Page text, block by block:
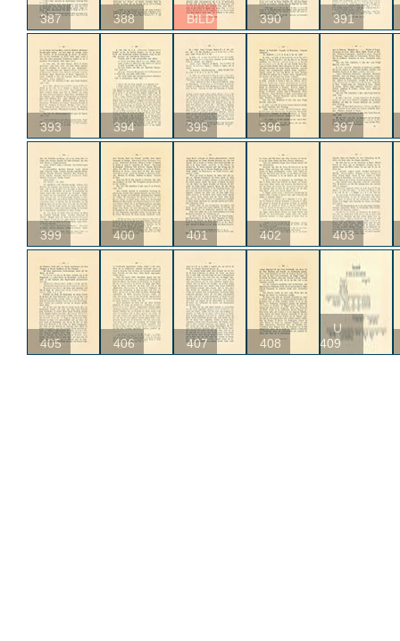
387 388 BILD 390 391
393 394 395 396 397
399 400 401 402 403
405 406 407 408
U
409